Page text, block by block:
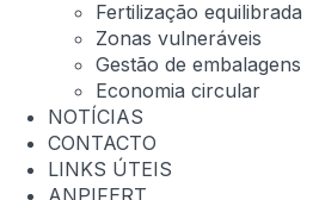
Fertilização equilibrada
Zonas vulneráveis
Gestão de embalagens
Economia circular
NOTÍCIAS
CONTACTO
LINKS ÚTEIS
ANPIFERT